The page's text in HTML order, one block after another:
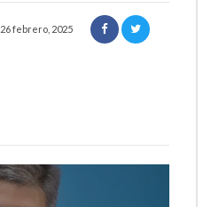
26 febrero, 2025